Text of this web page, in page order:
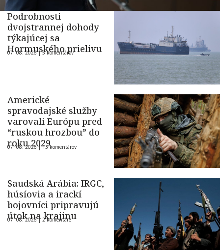
Podrobnosti
dvojstrannej dohody
týkajúcej sa
Hormuského prielivu
07. 08. 2026 |5 komentárov
Americké
spravodajské služby
varovali Európu pred
“ruskou hrozbou” do
roku 2029
07. 08. 2026 |13 komentárov
Saudská Arábia: IRGC,
húsíovia a irackí
bojovníci pripravujú
útok na krajinu
07. 08. 2026 |2 komentáre